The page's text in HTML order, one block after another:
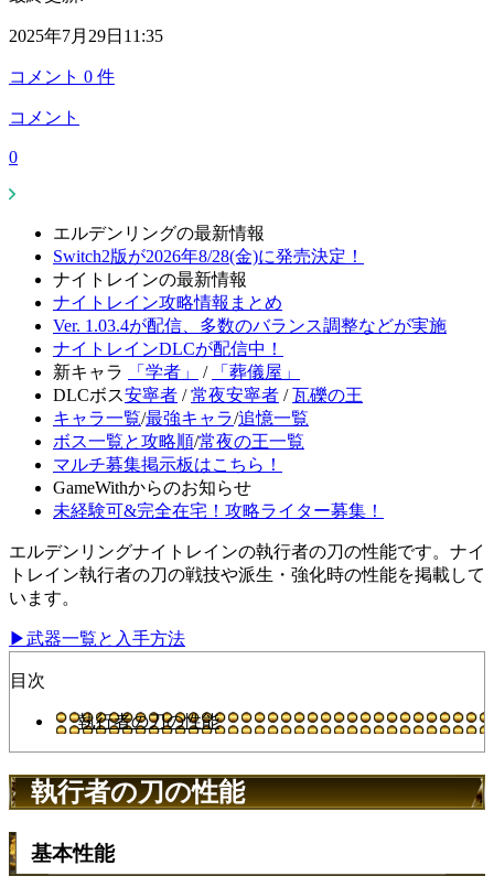
2025年7月29日11:35
コメント 0 件
コメント
0
エルデンリングの最新情報
Switch2版が2026年8/28(金)に発売決定！
ナイトレインの最新情報
ナイトレイン攻略情報まとめ
Ver. 1.03.4が配信、多数のバランス調整などが実施
ナイトレインDLCが配信中！
新キャラ
「学者」 /
「葬儀屋」
DLCボス安寧者 /常夜安寧者 /瓦礫の王
キャラ一覧/最強キャラ/追憶一覧
ボス一覧と攻略順/常夜の王一覧
マルチ募集掲示板はこちら！
GameWithからのお知らせ
未経験可&完全在宅！攻略ライター募集！
エルデンリングナイトレインの執行者の刀の性能です。ナイ
トレイン執行者の刀の戦技や派生・強化時の性能を掲載して
います。
▶武器一覧と入手方法
目次
執行者の刀の性能
執行者の刀の性能
基本性能